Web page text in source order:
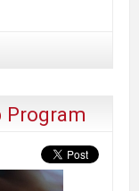
Program